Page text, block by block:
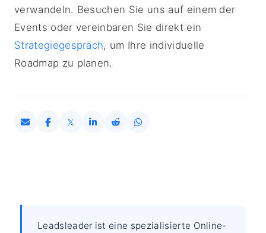
verwandeln. Besuchen Sie uns auf einem der
Events oder vereinbaren Sie direkt ein
Strategiegespräch, um Ihre individuelle
Roadmap zu planen.
Leadsleader ist eine spezialisierte Online-